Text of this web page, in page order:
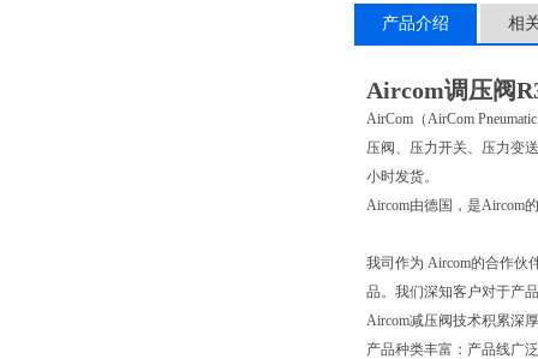
产品介绍 相
Aircom调压阀
AirCom（AirCom
压阀、压力开关、压力变
小时发货。
Aircom由德国，是Aircom
我司作为 Aircom的合作伙
品。我们深知客户对于产
Aircom减压阀技术积累深
产品种类丰富：产品线广